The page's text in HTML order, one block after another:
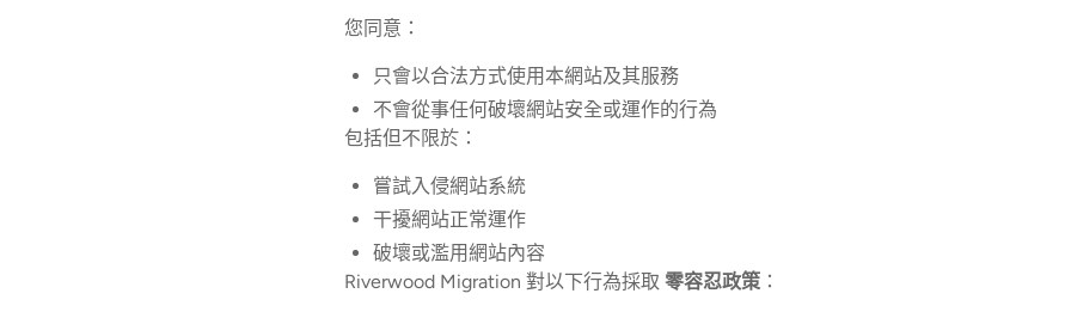
您同意：
只會以合法方式使用本網站及其服務
不會從事任何破壞網站安全或運作的行為
包括但不限於：
嘗試入侵網站系統
干擾網站正常運作
破壞或濫用網站內容
Riverwood Migration 對以下行為採取 零容忍政策 ：